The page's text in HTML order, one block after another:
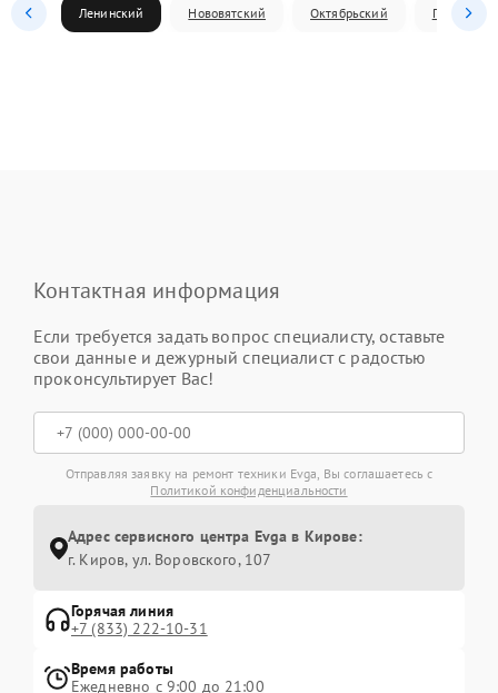
Ленинский Нововятский Октябрьский
Контактная информация
Если требуется задать вопрос специалисту, оставьте
свои данные и дежурный специалист с радостью
проконсультирует Вас!
Отправляя заявку на ремонт техники Evga, Вы соглашаетесь с
Политикой конфиденциальности
Адрес сервисного центра Evga в Кирове:
г. Киров, ул. Воровского, 107
Горячая линия
+7 (833) 222-10-31
Время работы
Ежедневно с 9:00 до 21:00